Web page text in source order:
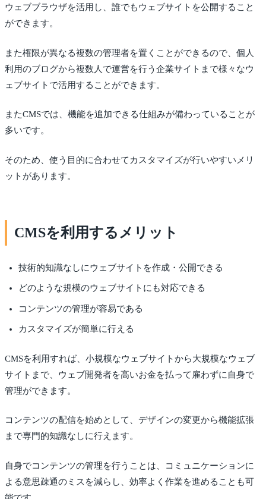
ウェブブラウザを活用し、誰でもウェブサイトを公開すること
ができます。
また権限が異なる複数の管理者を置くことができるので、個人
利用のブログから複数人で運営を行う企業サイトまで様々なウ
ェブサイトで活用することができます。
またCMSでは、機能を追加できる仕組みが備わっていることが
多いです。
そのため、使う目的に合わせてカスタマイズが行いやすいメリ
ットがあります。
CMSを利用するメリット
技術的知識なしにウェブサイトを作成・公開できる
どのような規模のウェブサイトにも対応できる
コンテンツの管理が容易である
カスタマイズが簡単に行える
CMSを利用すれば、小規模なウェブサイトから大規模なウェブ
サイトまで、ウェブ開発者を高いお金を払って雇わずに自身で
管理ができます。
コンテンツの配信を始めとして、デザインの変更から機能拡張
まで専門的知識なしに行えます。
自身でコンテンツの管理を行うことは、コミュニケーションに
よる意思疎通のミスを減らし、効率よく作業を進めることも可